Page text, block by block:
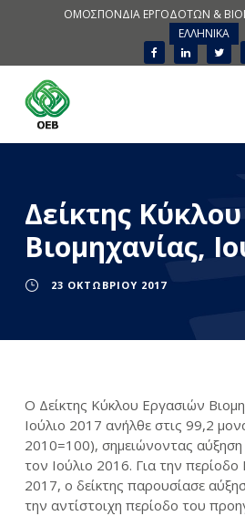
ΟΜΟΣΠΟΝΔΙΑ ΕΡΓΟΔΟΤΩΝ &
ΕΛΛΗΝΙΚΑ
Δείκτης
Βιομηχανίας,
23 ΟΚΤΩΒΡΊΟΥ 2017
Ο Δείκτης Κύκλου Εργασιών
Ιούλιο 2017 ανήλθε στις 99,2
2010=100), σημειώνοντας
τον Ιούλιο 2016. Για την περίοδο
2017, ο δείκτης παρουσίασε
την αντίστοιχη περίοδο του